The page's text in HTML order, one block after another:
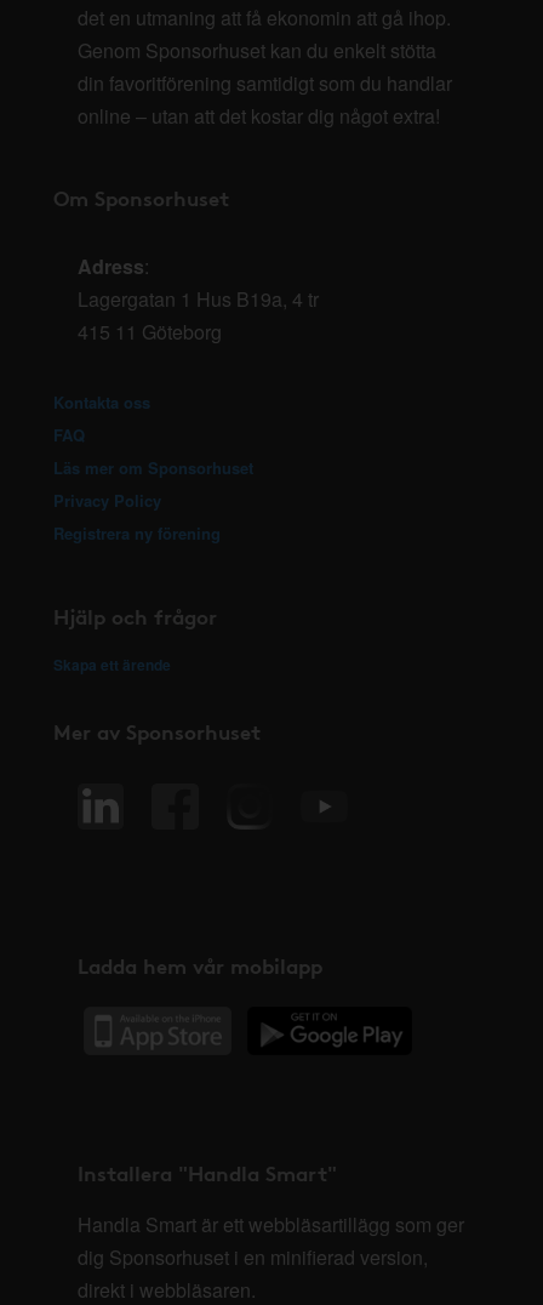
det en utmaning att få ekonomin att gå ihop.
Genom Sponsorhuset kan du enkelt stötta
din favoritförening samtidigt som du handlar
online – utan att det kostar dig något extra!
Om Sponsorhuset
Adress:
Lagergatan 1 Hus B19a, 4 tr
415 11 Göteborg
Kontakta oss
FAQ
Läs mer om Sponsorhuset
Privacy Policy
Registrera ny förening
Hjälp och frågor
Skapa ett ärende
Mer av Sponsorhuset
Ladda hem vår mobilapp
Installera "Handla Smart"
Handla Smart är ett webbläsartillägg som ger
dig Sponsorhuset i en minifierad version,
direkt i webbläsaren.